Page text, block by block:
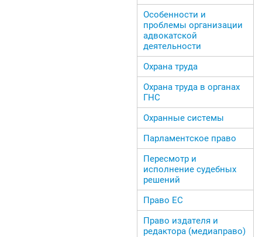
Особенности и
проблемы организации
адвокатской
деятельности
Охрана труда
Охрана труда в органах
ГНС
Охранные системы
Парламентское право
Пересмотр и
исполнение судебных
решений
Право ЕС
Право издателя и
редактора (медиаправо)